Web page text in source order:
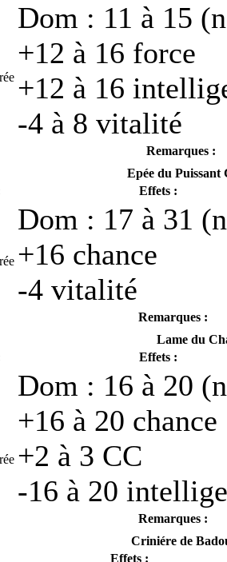
Dom : 11 à 15
+12 à 16 force
+12 à 16
-4 à 8 vitalité
Remarques :
Epée du Puissant
Effets :
Dom : 17 à 31
+16 chance
-4 vitalité
Remarques :
Lame du
Effets :
Dom : 16 à 20
+16 à 20 chance
+2 à 3 CC
-16 à 20
Remarques :
Criniére de
Effets :